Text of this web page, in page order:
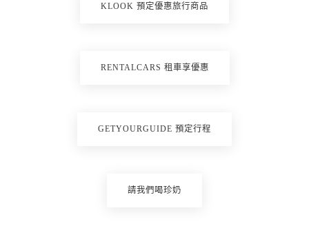
KLOOK 預定優惠旅行商品
RENTALCARS 租車享優惠
GETYOURGUIDE 預定行程
請我們喝珍奶